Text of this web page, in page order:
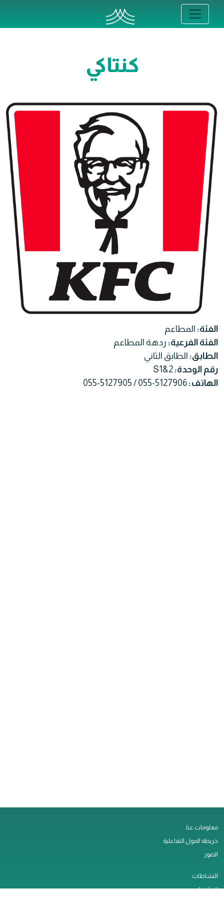
كنتاكي
الفئة: المطاعم
الفئة الفرعية: ردهة المطاعم
الطابق: الطابق الثاني
رقم الوحدة: S1&2
الهاتف: 055-5127905 / 055-5127906
معلومات عنا
خريطة المول التفاعلية
الصور
النشاطات
اتصل بنا